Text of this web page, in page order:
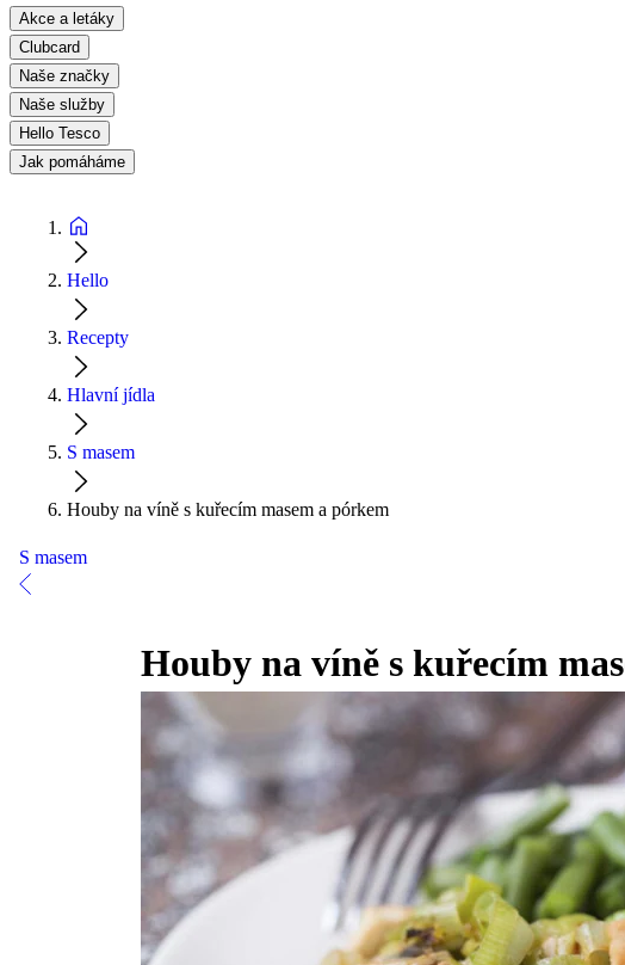
Akce a letáky
Clubcard
Naše značky
Naše služby
Hello Tesco
Jak pomáháme
Hello
Recepty
Hlavní jídla
S masem
Houby na víně s kuřecím masem a pórkem
S masem
Houby na víně s kuřecím